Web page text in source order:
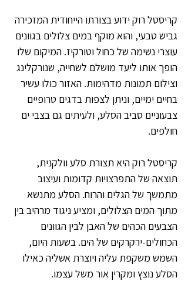
קריסטל רוק ידוע בצורתו הייחודית המזכירה
גביש טבעי, והוא מוקף במים צלולים בגוונים
עוצרי נשימה של כחול וטורקיז. המיקום שלו
הופך אותו ליעד מושלם לשחייה, שנורקלינג
וצילום תמונות מדהימות. האזור כולו עשיר
בחיים ימיים, וניתן לצפות בדגים טרופיים
צבעוניים סביב הסלע, ולעיתים גם בצבי ים
חולפים.
קריסטל רוק היא תצורת סלע וולקנית,
תוצאה של התפרצויות קדומות ועיצוב
מתמשך של הגלים והרוח. הסלע מתנשא
מתוך המים הצלולים, ומציע ניגוד מרהיב בין
הצבעים הכהים של האבן לבין הגוונים
הכחולים-ירקרקים של הים. בשעות היום,
השמש משקפת עליה ויוצרת אשליה כאילו
הסלע נוצץ ומקרין אור משל עצמו.